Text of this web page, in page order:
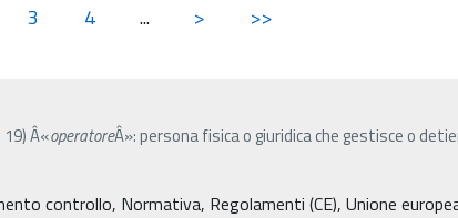
3 4 ... > >>
Â«operatoreÂ»: persona fisica o giuridica che gestisce o
controllo, Normativa, Regolamenti (CE), Unione